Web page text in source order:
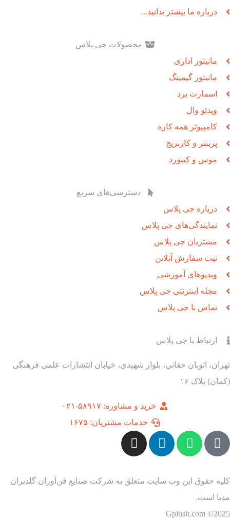
درباره ما بیشتر بدانید...
محصولات جی پلاس
مانیتور اداری
مانیتور گیمینگ
اسمارت برد
ویدئو وال
کامپیوتر همه کاره
پرینتر و کارتریج
موس و کیبورد
دسترسی‌های سریع
درباره جی پلاس
نمایندگی‌های جی پلاس
مشتریان جی پلاس
ثبت سفارش آنلاین
ویدیوهای آموزشی
مجله اینترنتی جی پلاس
تماس با جی پلاس
ارتباط با جی پلاس
تهران، اتوبان حقانی، بلوار شهیدی، خیابان انتشارات علمی فرهنگی
(کمان) پلاک ۱۶
خرید و مشاوره: ۵۸۹۱۷-۰۲۱
خدمات مشتریان: ۱۶۷۵
کلیه حقوق این وب سایت متعلق به شرکت صنایع فن‌آوران گلدیران
مدیا است.
2025© Gplusit.com